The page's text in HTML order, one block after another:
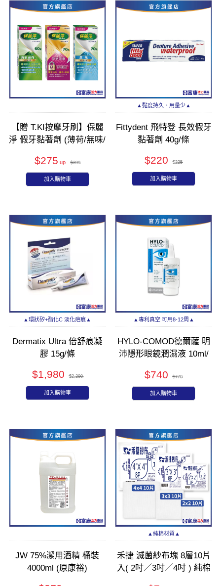
【贈 T.KI按摩牙刷】保麗
淨 假牙黏著劑 (薄荷/無味/
$275 $399
加入購物車
▲黏度持久、用量少▲
Fittydent 飛特登 長效假牙
黏著劑 40g/條
$220 $225
加入購物車
▲環狀矽+酯化C 淡化疤痕▲
Dermatix Ultra 倍舒痕凝
膠 15g/條
$1,980 $2,200
加入購物車
▲專利真空 可用8-12周▲
HYLO-COMOD德爾薩 明
沛隱形眼鏡潤濕液 10ml/
$740 $770
加入購物車
JW 75%潔用酒精 桶裝
4000ml (原康裕)
▲純棉材質▲
禾捷 滅菌紗布塊 8層10片
入( 2吋／3吋／4吋 ) 純棉